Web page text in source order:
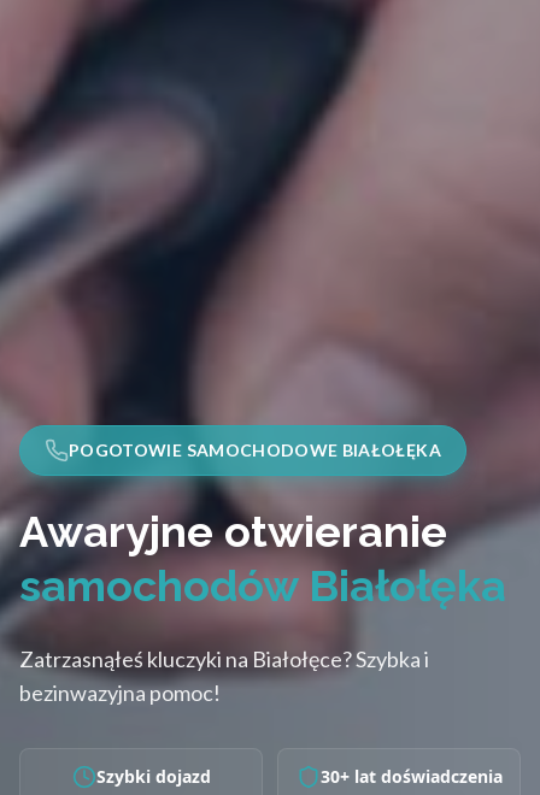
POGOTOWIE SAMOCHODOWE BIAŁOŁĘKA
Awaryjne otwieranie
samochodów Białołęka
Zatrzasnąłeś kluczyki na Białołęce? Szybka i
bezinwazyjna pomoc!
Szybki dojazd 30+ lat doświadczenia